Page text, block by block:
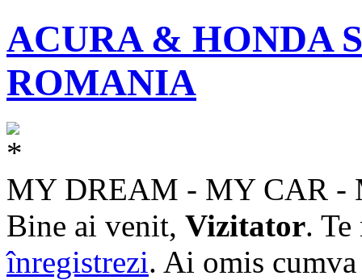
ACURA & HONDA
ROMANIA
MY DREAM - MY CAR -
Bine ai venit, Vizitator.
înregistrezi. Ai omis